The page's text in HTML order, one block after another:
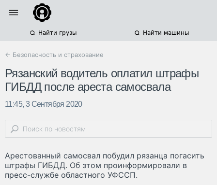
Найти грузы Найти машины
← Безопасность и страхование
Рязанский водитель оплатил штрафы
ГИБДД после ареста самосвала
11:45, 3 Сентября 2020
Арестованный самосвал побудил рязанца погасить
штрафы ГИБДД. Об этом проинформировали в
пресс-службе областного УФССП.